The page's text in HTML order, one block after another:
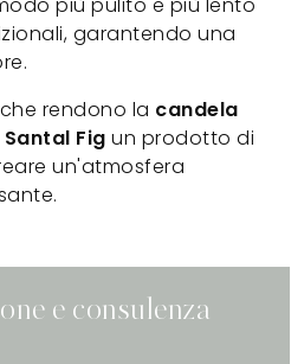
garantendo una
rendono la candela
Fig un prodotto di
un'atmosfera
e consulenza